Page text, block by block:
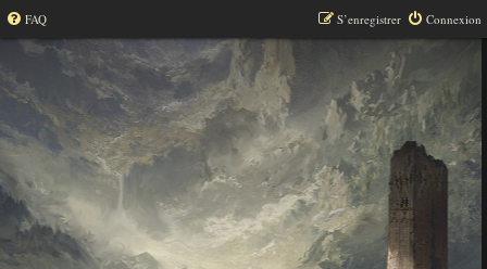
FAQ Connexion
S’enregistrer